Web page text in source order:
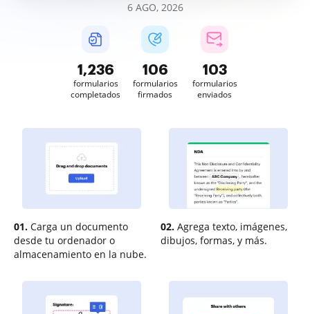
6 AGO, 2026
1,237
formularios
completados
106
formularios
firmados
103
formularios
enviados
01. Carga un documento
desde tu ordenador o
almacenamiento en la nube.
02. Agrega texto, imágenes,
dibujos, formas, y más.